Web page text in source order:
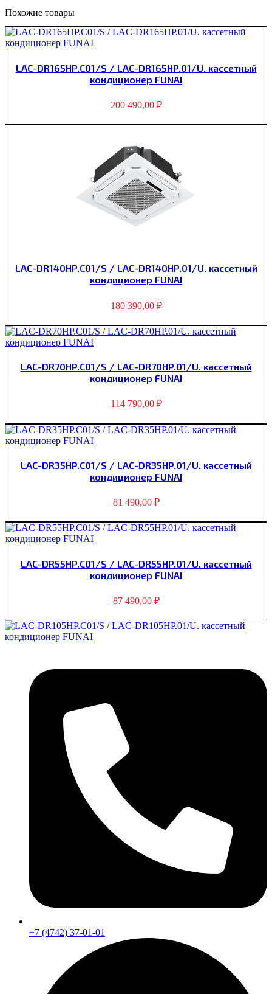
Похожие товары
LAC-DR165HP.C01/S / LAC-DR165HP.01/U. кассетный
кондиционер FUNAI
200 490,00 ₽
LAC-DR140HP.C01/S / LAC-DR140HP.01/U. кассетный
кондиционер FUNAI
180 390,00 ₽
LAC-DR70HP.C01/S / LAC-DR70HP.01/U. кассетный
кондиционер FUNAI
114 790,00 ₽
LAC-DR35HP.C01/S / LAC-DR35HP.01/U. кассетный
кондиционер FUNAI
81 490,00 ₽
LAC-DR55HP.C01/S / LAC-DR55HP.01/U. кассетный
кондиционер FUNAI
87 490,00 ₽
+7 (4742) 37-01-01